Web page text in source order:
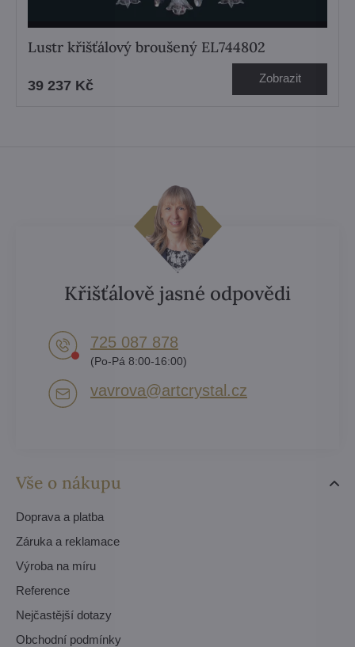
Lustr křišťálový broušený EL744802
39 237 Kč Zobrazit
Vše o nákupu
Doprava a platba
Záruka a reklamace
Výroba na míru
Reference
Nejčastější dotazy
Obchodní podmínky
Křišťálově jasné odpovědi
725 087 878​
(Po-Pá 8:00-16:00)
vavrova​@artcrystal​.cz